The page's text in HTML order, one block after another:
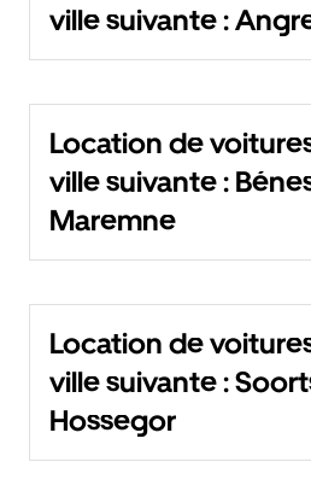
ville suivante :
Location de
ville suivante :
Maremne
Location de
ville suivante :
Hossegor